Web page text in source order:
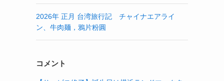
2026年 正月 台湾旅行記 チャイナエアライ
ン、牛肉麺，鴉片粉圓
コメント